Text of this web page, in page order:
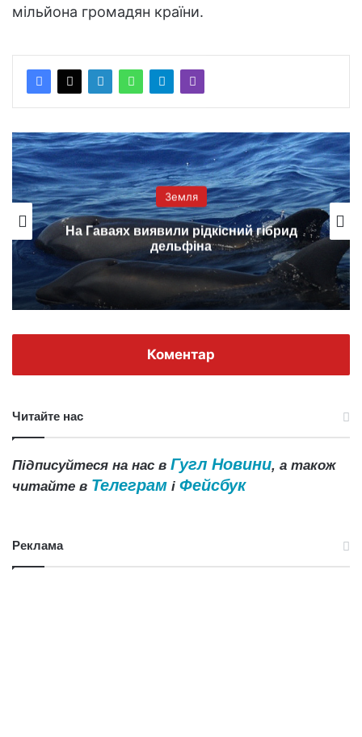
мільйона громадян країни.
Земля
На Гаваях виявили рідкісний гібрид
дельфіна
Коментар
Читайте нас
Підписуйтеся на нас в Гугл Новини, а також
читайте в Телеграм і Фейсбук
Реклама